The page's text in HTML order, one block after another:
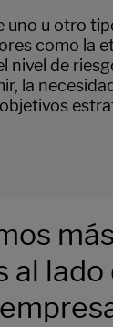
uno u otro
como la
nivel de
la
al lado